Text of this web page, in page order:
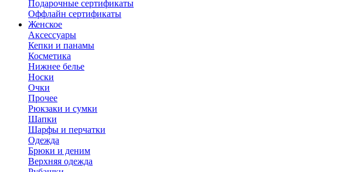
Подарочные сертификаты
Оффлайн сертификаты
Женское
Аксессуары
Кепки и панамы
Косметика
Нижнее белье
Носки
Очки
Прочее
Рюкзаки и сумки
Шапки
Шарфы и перчатки
Одежда
Брюки и деним
Верхняя одежда